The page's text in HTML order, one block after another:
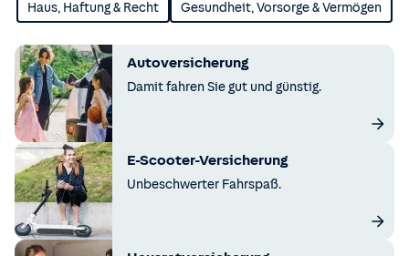
Haus, Haftung & Recht Gesundheit, Vorsorge & Vermögen
Autoversicherung
Damit fahren Sie gut und günstig.
E-Scooter-Versicherung
Unbeschwerter Fahrspaß.